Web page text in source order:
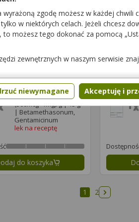
(500mcg+1mg)/g | 30 g
| Betamethasonum,
Gentamicinum
lek na receptę
do koszyka
Diprogenta
(500mcg+1mg)/g | 15 g
| Betamethasonum,
Gentamicinum
lek na receptę
do koszyka
1 2 Następna
zgodę możesz w każdej chwili
w niektórych celach. Jeżeli chcesz
to możesz tego dokonać za pomocą
zewnętrznych w naszym serwisie
niewymagane Akceptuję i